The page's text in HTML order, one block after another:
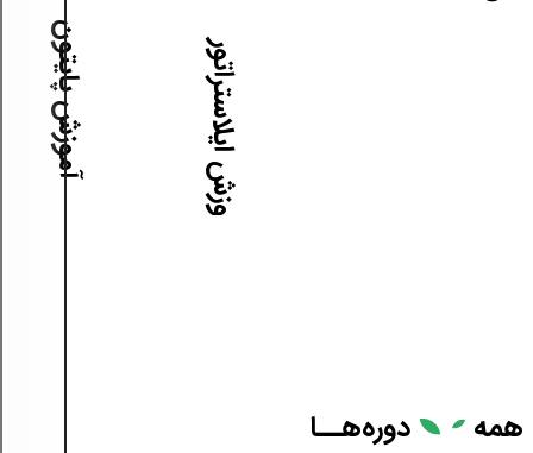
آموزش ایلاستراتور آموزش پایتون
همه دوره‌هــا